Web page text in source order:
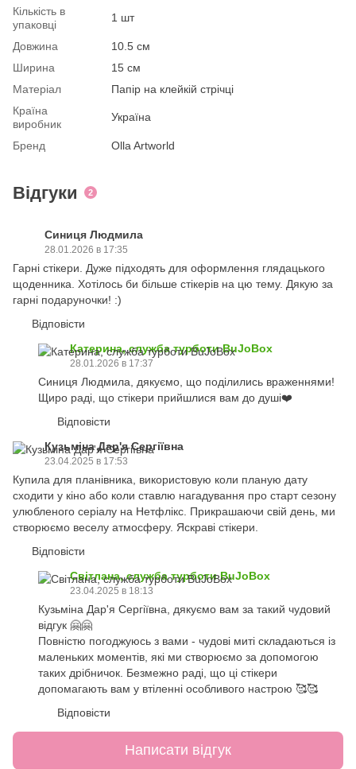
Кількість в
упаковці
1 шт
Довжина
10.5 см
Ширина
15 см
Матеріал
Папір на клейкій стрічці
Країна
виробник
Україна
Бренд Olla Artworld
Відгуки 2
Синиця Людмила
28.01.2026 в 17:35
Гарні стікери. Дуже підходять для оформлення глядацького
щоденника. Хотілось би більше стікерів на цю тему. Дякую за
гарні подаруночки! :)
Відповісти
Катерина, служба турботи BuJoBox
28.01.2026 в 17:37
Синиця Людмила, дякуємо, що поділились враженнями!
Щиро раді, що стікери прийшлися вам до душі❤️
Відповісти
Кузьміна Дар'я Сергіївна
23.04.2025 в 17:53
Купила для планівника, використовую коли планую дату
сходити у кіно або коли ставлю нагадування про старт сезону
улюбленого серіалу на Нетфлікс. Прикрашаючи свій день, ми
створюємо веселу атмосферу. Яскраві стікери.
Відповісти
Світлана, служба турботи BuJoBox
23.04.2025 в 18:13
Кузьміна Дар'я Сергіївна, дякуємо вам за такий чудовий
відгук 🤗🤗
Повністю погоджуюсь з вами - чудові миті складаються із
маленьких моментів, які ми створюємо за допомогою
таких дрібничок. Безмежно раді, що ці стікери
допомагають вам у втіленні особливого настрою 🥰🥰
Відповісти
Написати відгук